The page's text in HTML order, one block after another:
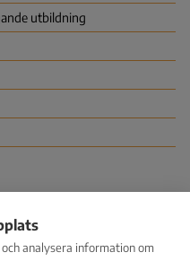
utbildning
analysera information om